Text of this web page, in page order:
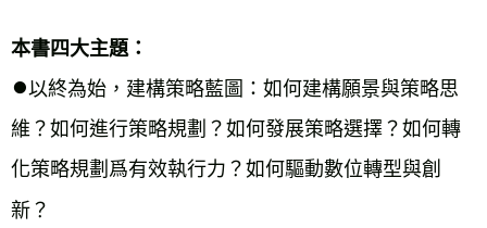
本書四大主題：
⏺︎以終為始，建構策略藍圖：如何建構願景與策略思
維？如何進行策略規劃？如何發展策略選擇？如何轉
化策略規劃爲有效執行力？如何驅動數位轉型與創
新？